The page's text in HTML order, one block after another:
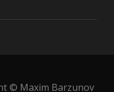
© Maxim Barzunov